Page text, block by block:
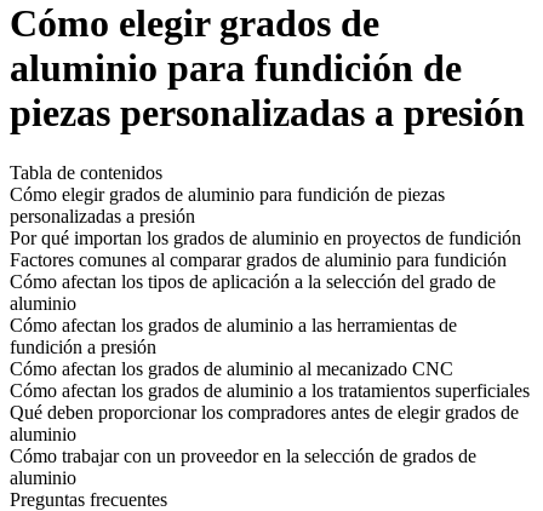
Cómo elegir grados de
aluminio para fundición de
piezas personalizadas a presión
Tabla de contenidos
Cómo elegir grados de aluminio para fundición de piezas
personalizadas a presión
Por qué importan los grados de aluminio en proyectos de fundición
Factores comunes al comparar grados de aluminio para fundición
Cómo afectan los tipos de aplicación a la selección del grado de
aluminio
Cómo afectan los grados de aluminio a las herramientas de
fundición a presión
Cómo afectan los grados de aluminio al mecanizado CNC
Cómo afectan los grados de aluminio a los tratamientos superficiales
Qué deben proporcionar los compradores antes de elegir grados de
aluminio
Cómo trabajar con un proveedor en la selección de grados de
aluminio
Preguntas frecuentes